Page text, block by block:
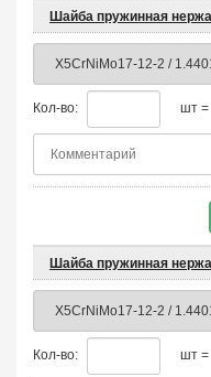
Шайба пружинная
Кол-во: шт =
Шайба пружинная
Кол-во: шт =